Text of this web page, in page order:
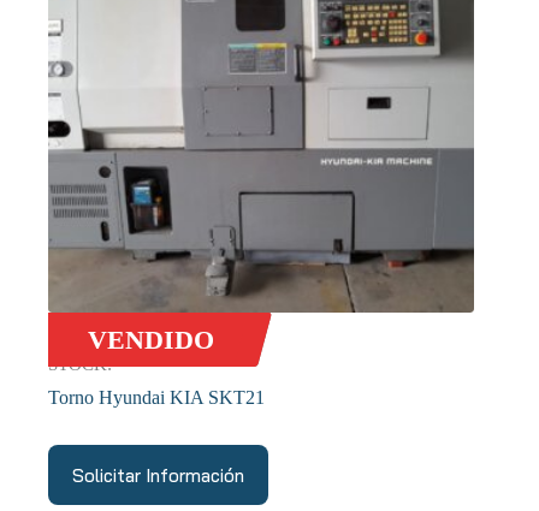
VENDIDO
STOCK:
Torno Hyundai KIA SKT21
Solicitar Información